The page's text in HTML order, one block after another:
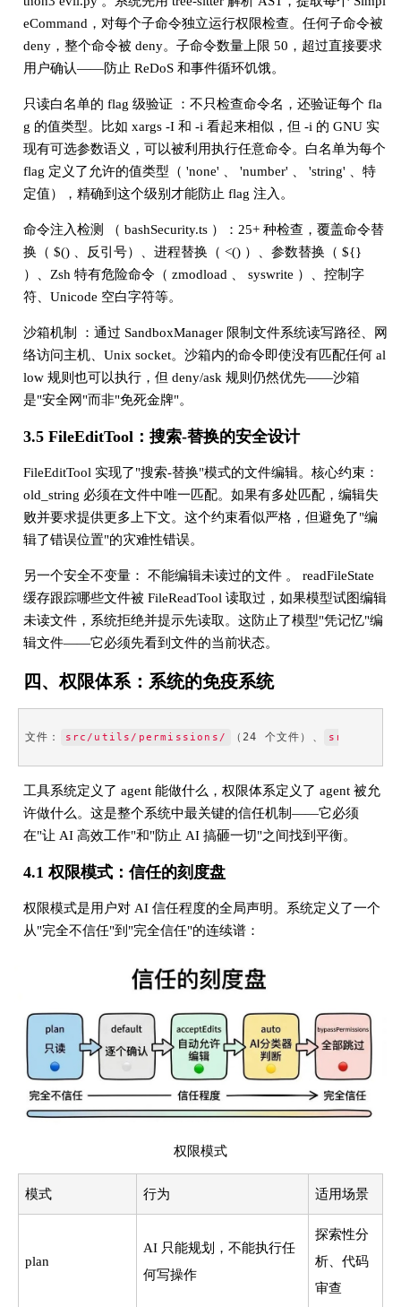
eCommand，对每个子命令独立运行权限检查。任何子命令被
deny，整个命令被 deny。子命令数量上限 50，超过直接要求
用户确认——防止 ReDoS 和事件循环饥饿。
只读白名单的 flag 级验证 ：不只检查命令名，还验证每个 fla
g 的值类型。比如 xargs -I 和 -i 看起来相似，但 -i 的 GNU 实
现有可选参数语义，可以被利用执行任意命令。白名单为每个
flag 定义了允许的值类型（ 'none' 、 'number' 、 'string' 、特
定值），精确到这个级别才能防止 flag 注入。
命令注入检测 （ bashSecurity.ts ）：25+ 种检查，覆盖命令替
换（ $() 、反引号）、进程替换（ <() ）、参数替换（ ${}
）、Zsh 特有危险命令（ zmodload 、 syswrite ）、控制字
符、Unicode 空白字符等。
沙箱机制 ：通过 SandboxManager 限制文件系统读写路径、网
络访问主机、Unix socket。沙箱内的命令即使没有匹配任何 al
low 规则也可以执行，但 deny/ask 规则仍然优先——沙箱
是"安全网"而非"免死金牌"。
3.5 FileEditTool：搜索-替换的安全设计
FileEditTool 实现了"搜索-替换"模式的文件编辑。核心约束：
old_string 必须在文件中唯一匹配。如果有多处匹配，编辑失
败并要求提供更多上下文。这个约束看似严格，但避免了"编
辑了错误位置"的灾难性错误。
另一个安全不变量： 不能编辑未读过的文件 。 readFileState
缓存跟踪哪些文件被 FileReadTool 读取过，如果模型试图编辑
未读文件，系统拒绝并提示先读取。这防止了模型"凭记忆"编
辑文件——它必须先看到文件的当前状态。
四、权限体系：系统的免疫系统
文件： src/utils/permissions/ （24 个文件）、 src/
工具系统定义了 agent 能做什么，权限体系定义了 agent 被允
许做什么。这是整个系统中最关键的信任机制——它必须
在"让 AI 高效工作"和"防止 AI 搞砸一切"之间找到平衡。
4.1 权限模式：信任的刻度盘
权限模式是用户对 AI 信任程度的全局声明。系统定义了一个
从"完全不信任"到"完全信任"的连续谱：
权限模式
模式 行为 适用场景
plan
AI 只能规划，不能执行任
何写操作
探索性分
析、代码
审查